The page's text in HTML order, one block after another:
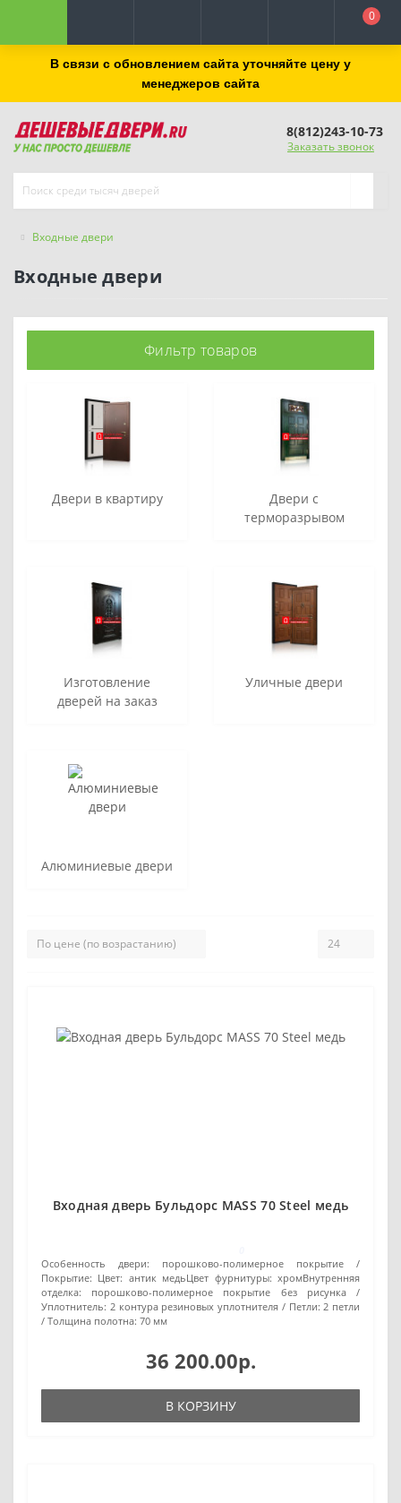
В связи с обновлением сайта уточняйте цену у
менеджеров сайта
0
8(812)243-10-73
Заказать звонок
Входные двери
Входные двери
Фильтр товаров
Двери в квартиру
Двери с
терморазрывом
Изготовление
дверей на заказ
Уличные двери
Алюминиевые двери
Входная дверь Бульдорс MASS 70 Steel медь
Особенность двери:
порошково-полимерное покрытие
Покрытие: Цвет: антик медьЦвет фурнитуры: хромВнутренняя
отделка: порошково-полимерное покрытие без рисунка
Уплотнитель: 2 контура резиновых уплотнителя Петли: 2 петли
Толщина полотна: 70 мм
36 200.00р.
В КОРЗИНУ